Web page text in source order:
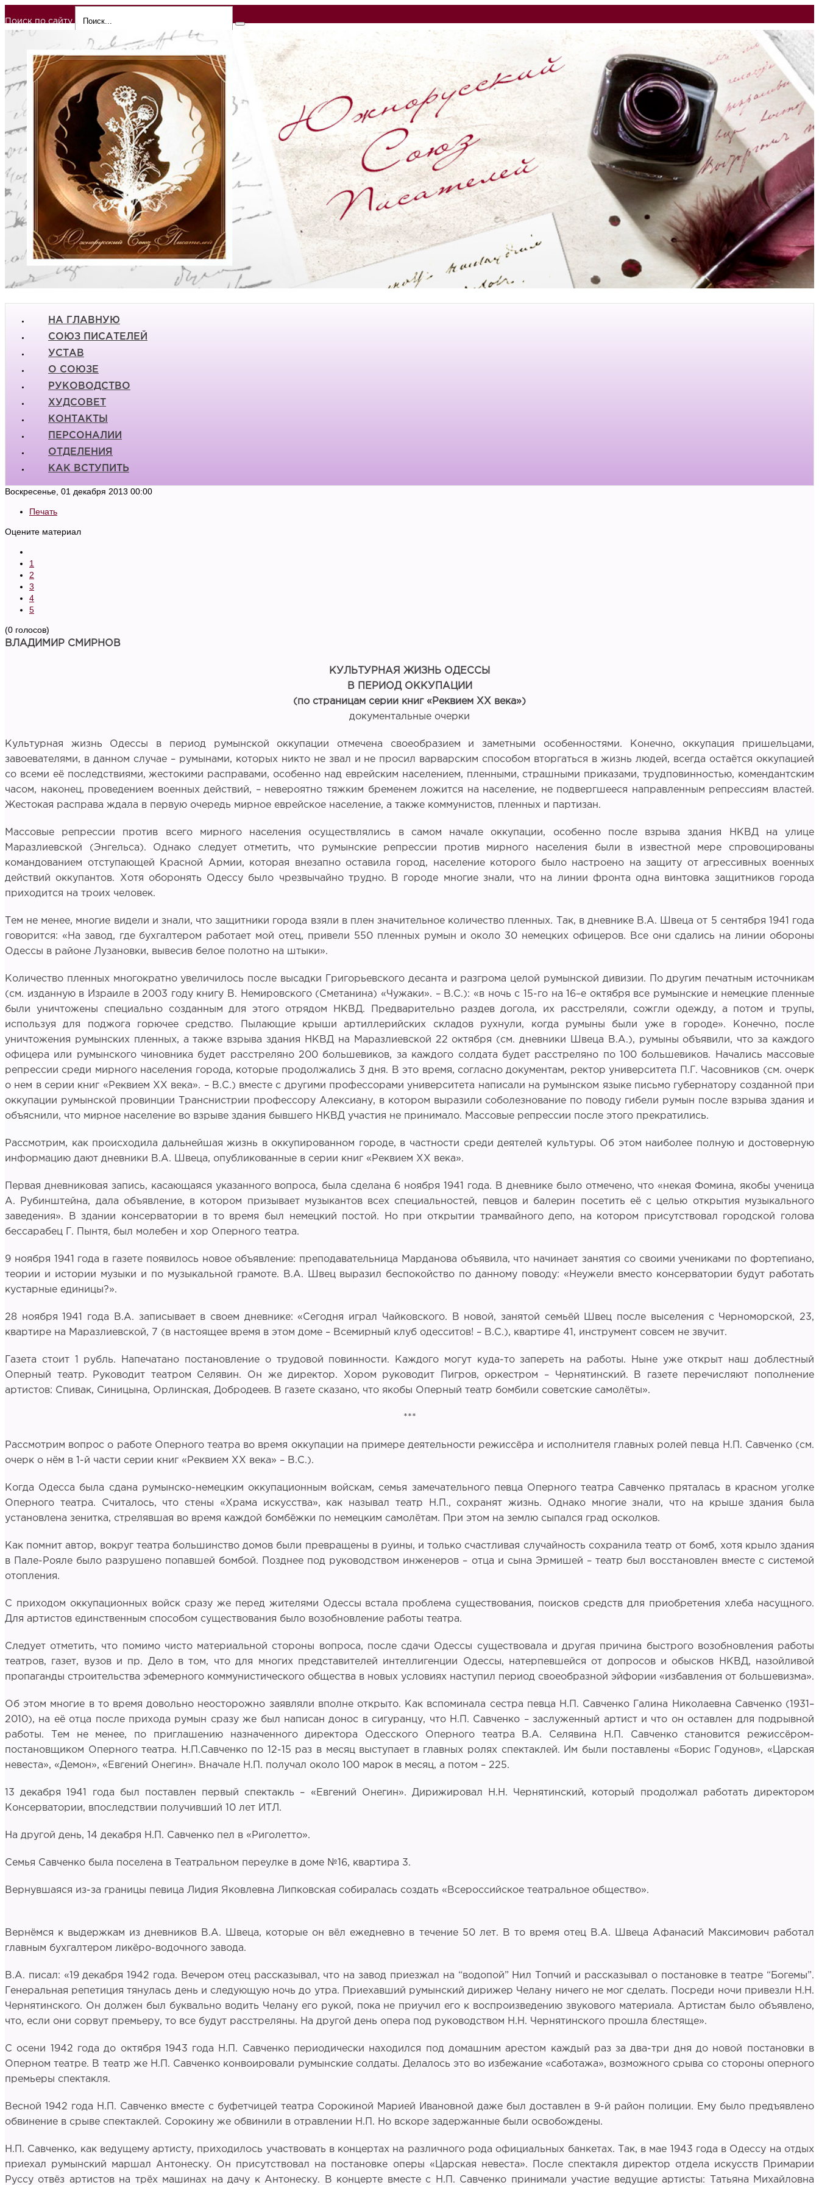
Поиск по сайту
НА ГЛАВНУЮ
СОЮЗ ПИСАТЕЛЕЙ
УСТАВ
О СОЮЗЕ
РУКОВОДСТВО
ХУДСОВЕТ
КОНТАКТЫ
ПЕРСОНАЛИИ
ОТДЕЛЕНИЯ
КАК ВСТУПИТЬ
Воскресенье, 01 декабря 2013 00:00
Печать
Оцените материал
1
2
3
4
5
(0 голосов)
ВЛАДИМИР СМИРНОВ
КУЛЬТУРНАЯ ЖИЗНЬ ОДЕССЫ
В ПЕРИОД ОККУПАЦИИ
(по страницам серии книг «Реквием XX века»)
документальные очерки
Культурная жизнь Одессы в период румынской оккупации отмечена своеобразием и заметными особенностями. Конечно, оккупация пришельцами,
завоевателями, в данном случае – румынами, которых никто не звал и не просил варварским способом вторгаться в жизнь людей, всегда остаётся оккупацией
со всеми её последствиями, жестокими расправами, особенно над еврейским населением, пленными, страшными приказами, трудповинностью, комендантским
часом, наконец, проведением военных действий, – невероятно тяжким бременем ложится на население, не подвергшееся направленным репрессиям властей.
Жестокая расправа ждала в первую очередь мирное еврейское население, а также коммунистов, пленных и партизан.
Массовые репрессии против всего мирного населения осуществлялись в самом начале оккупации, особенно после взрыва здания НКВД на улице
Маразлиевской (Энгельса). Однако следует отметить, что румынские репрессии против мирного населения были в известной мере спровоцированы
командованием отступающей Красной Армии, которая внезапно оставила город, население которого было настроено на защиту от агрессивных военных
действий оккупантов. Хотя оборонять Одессу было чрезвычайно трудно. В городе многие знали, что на линии фронта одна винтовка защитников города
приходится на троих человек.
Тем не менее, многие видели и знали, что защитники города взяли в плен значительное количество пленных. Так, в дневнике В.А. Швеца от 5 сентября 1941 года
говорится: «На завод, где бухгалтером работает мой отец, привели 550 пленных румын и около 30 немецких офицеров. Все они сдались на линии обороны
Одессы в районе Лузановки, вывесив белое полотно на штыки».
Количество пленных многократно увеличилось после высадки Григорьевского десанта и разгрома целой румынской дивизии. По другим печатным источникам
(cм. изданную в Израиле в 2003 году книгу В. Немировского (Сметанина) «Чужаки». – В.С.): «в ночь с 15-го на 16–е октября все румынские и немецкие пленные
были уничтожены специально созданным для этого отрядом НКВД. Предварительно раздев догола, их расстреляли, сожгли одежду, а потом и трупы,
используя для поджога горючее средство. Пылающие крыши артиллерийских складов рухнули, когда румыны были уже в городе». Конечно, после
уничтожения румынских пленных, а также взрыва здания НКВД на Маразлиевской 22 октября (см. дневники Швеца В.А.), румыны объявили, что за каждого
офицера или румынского чиновника будет расстреляно 200 большевиков, за каждого солдата будет расстреляно по 100 большевиков. Начались массовые
репрессии среди мирного населения города, которые продолжались 3 дня. В это время, согласно документам, ректор университета П.Г. Часовников (см. очерк
о нем в серии книг «Реквием ХХ века». – В.С.) вместе с другими профессорами университета написали на румынском языке письмо губернатору созданной при
оккупации румынской провинции Транснистрии профессору Алексиану, в котором выразили соболезнование по поводу гибели румын после взрыва здания и
объяснили, что мирное население во взрыве здания бывшего НКВД участия не принимало. Массовые репрессии после этого прекратились.
Рассмотрим, как происходила дальнейшая жизнь в оккупированном городе, в частности среди деятелей культуры. Об этом наиболее полную и достоверную
информацию дают дневники В.А. Швеца, опубликованные в серии книг «Реквием ХХ века».
Первая дневниковая запись, касающаяся указанного вопроса, была сделана 6 ноября 1941 года. В дневнике было отмечено, что «некая Фомина, якобы ученица
А. Рубинштейна, дала объявление, в котором призывает музыкантов всех специальностей, певцов и балерин посетить её с целью открытия музыкального
заведения». В здании консерватории в то время был немецкий постой. Но при открытии трамвайного депо, на котором присутствовал городской голова
бессарабец Г. Пынтя, был молебен и хор Оперного театра.
9 ноября 1941 года в газете появилось новое объявление: преподавательница Марданова объявила, что начинает занятия со своими учениками по фортепиано,
теории и истории музыки и по музыкальной грамоте. В.А. Швец выразил беспокойство по данному поводу: «Неужели вместо консерватории будут работать
кустарные единицы?».
28 ноября 1941 года В.А. записывает в своем дневнике: «Сегодня играл Чайковского. В новой, занятой семьёй Швец после выселения с Черноморской, 23,
квартире на Маразлиевской, 7 (в настоящее время в этом доме – Всемирный клуб одесситов! – В.С.), квартире 41, инструмент совсем не звучит.
Газета стоит 1 рубль. Напечатано постановление о трудовой повинности. Каждого могут куда-то запереть на работы. Ныне уже открыт наш доблестный
Оперный театр. Руководит театром Селявин. Он же директор. Хором руководит Пигров, оркестром – Чернятинский. В газете перечисляют пополнение
артистов: Спивак, Синицына, Орлинская, Добродеев. В газете сказано, что якобы Оперный театр бомбили советские самолёты».
***
Рассмотрим вопрос о работе Оперного театра во время оккупации на примере деятельности режиссёра и исполнителя главных ролей певца Н.П. Савченко (см.
очерк о нём в 1-й части серии книг «Реквием ХХ века» – В.С.).
Когда Одесса была сдана румынско-немецким оккупационным войскам, семья замечательного певца Оперного театра Савченко пряталась в красном уголке
Оперного театра. Считалось, что стены «Храма искусства», как называл театр Н.П., сохранят жизнь. Однако многие знали, что на крыше здания была
установлена зенитка, стрелявшая во время каждой бомбёжки по немецким самолётам. При этом на землю сыпался град осколков.
Как помнит автор, вокруг театра большинство домов были превращены в руины, и только счастливая случайность сохранила театр от бомб, хотя крыло здания
в Пале-Рояле было разрушено попавшей бомбой. Позднее под руководством инженеров – отца и сына Эрмишей – театр был восстановлен вместе с системой
отопления.
С приходом оккупационных войск сразу же перед жителями Одессы встала проблема существования, поисков средств для приобретения хлеба насущного.
Для артистов единственным способом существования было возобновление работы театра.
Следует отметить, что помимо чисто материальной стороны вопроса, после сдачи Одессы существовала и другая причина быстрого возобновления работы
театров, газет, вузов и пр. Дело в том, что для многих представителей интеллигенции Одессы, натерпевшейся от допросов и обысков НКВД, назойливой
пропаганды строительства эфемерного коммунистического общества в новых условиях наступил период своеобразной эйфории «избавления от большевизма».
Об этом многие в то время довольно неосторожно заявляли вполне открыто. Как вспоминала сестра певца Н.П. Савченко Галина Николаевна Савченко (1931–
2010), на её отца после прихода румын сразу же был написан донос в сигуранцу, что Н.П. Савченко – заслуженный артист и что он оставлен для подрывной
работы. Тем не менее, по приглашению назначенного директора Одесского Оперного театра В.А. Селявина Н.П. Савченко становится режиссёром-
постановщиком Оперного театра. Н.П.Савченко по 12-15 раз в месяц выступает в главных ролях спектаклей. Им были поставлены «Борис Годунов», «Царская
невеста», «Демон», «Евгений Онегин». Вначале Н.П. получал около 100 марок в месяц, а потом – 225.
13 декабря 1941 года был поставлен первый спектакль – «Евгений Онегин». Дирижировал Н.Н. Чернятинский, который продолжал работать директором
Консерватории, впоследствии получивший 10 лет ИТЛ.
На другой день, 14 декабря Н.П. Савченко пел в «Риголетто».
Семья Савченко была поселена в Театральном переулке в доме №16, квартира 3.
Вернувшаяся из-за границы певица Лидия Яковлевна Липковская собиралась создать «Всероссийское театральное общество».
Вернёмся к выдержкам из дневников В.А. Швеца, которые он вёл ежедневно в течение 50 лет. В то время отец В.А. Швеца Афанасий Максимович работал
главным бухгалтером ликёро-водочного завода.
В.А. писал: «19 декабря 1942 года. Вечером отец рассказывал, что на завод приезжал на “водопой” Нил Топчий и рассказывал о постановке в театре “Богемы”.
Генеральная репетиция тянулась день и следующую ночь до утра. Приехавший румынский дирижер Челану ничего не мог сделать. Посреди ночи привезли Н.Н.
Чернятинского. Он должен был буквально водить Челану его рукой, пока не приучил его к воспроизведению звукового материала. Артистам было объявлено,
что, если они сорвут премьеру, то все будут расстреляны. На другой день опера под руководством Н.Н. Чернятинского прошла блестяще».
С осени 1942 года до октября 1943 года Н.П. Савченко периодически находился под домашним арестом каждый раз за два-три дня до новой постановки в
Оперном театре. В театр же Н.П. Савченко конвоировали румынские солдаты. Делалось это во избежание «саботажа», возможного срыва со стороны оперного
премьеры спектакля.
Весной 1942 года Н.П. Савченко вместе с буфетчицей театра Сорокиной Марией Ивановной даже был доставлен в 9-й район полиции. Ему было предъявлено
обвинение в срыве спектаклей. Сорокину же обвинили в отравлении Н.П. Но вскоре задержанные были освобождены.
Н.П. Савченко, как ведущему артисту, приходилось участвовать в концертах на различного рода официальных банкетах. Так, в мае 1943 года в Одессу на отдых
приехал румынский маршал Антонеску. Он присутствовал на постановке оперы «Царская невеста». После спектакля директор отдела искусств Примарии
Руссу отвёз артистов на трёх машинах на дачу к Антонеску. В концерте вместе с Н.П. Савченко принимали участие ведущие артисты: Татьяна Михайловна